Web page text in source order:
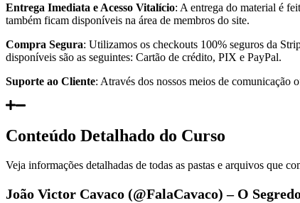
Entrega Imediata e Acesso Vitalício: A entrega do material é
também ficam disponíveis na área de membros do site.
Compra Segura: Utilizamos os checkouts 100% seguros da
disponíveis são as seguintes: Cartão de crédito, PIX e PayPal.
Suporte ao Cliente: Através dos nossos meios de comunicação
Conteúdo Detalhado do Curso
Veja informações detalhadas de todas as pastas e arquivos que
João Victor Cavaco (@FalaCavaco) – O